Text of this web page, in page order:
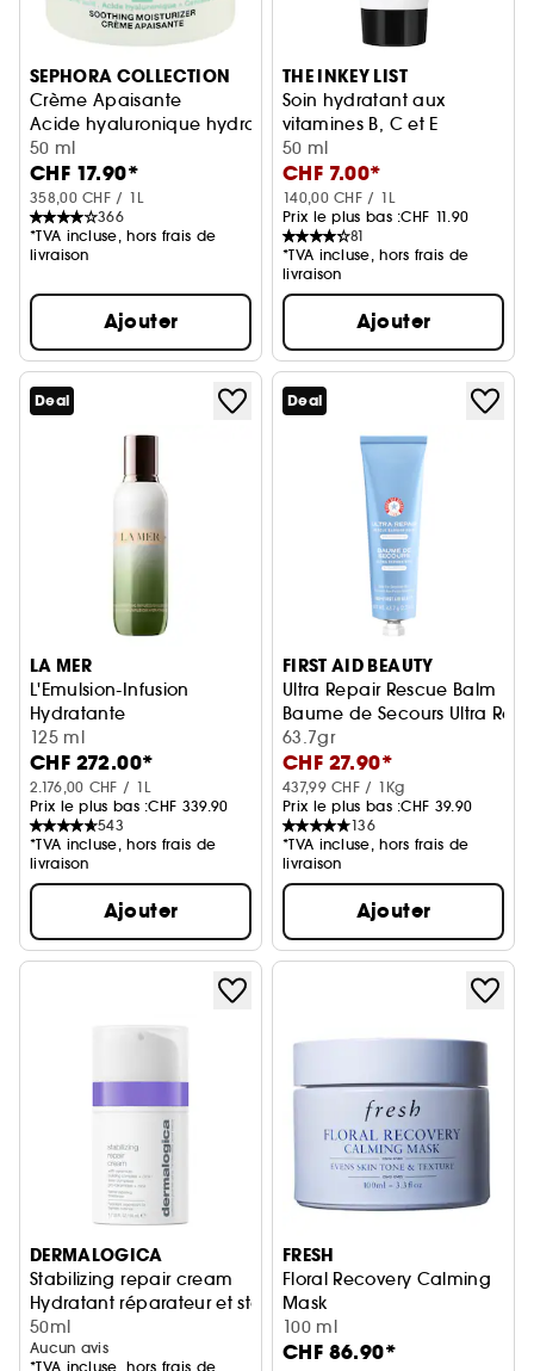
SEPHORA COLLECTION
Crème Apaisante
Acide hyaluronique hydratant et Centella asiatica
50 ml
CHF 17.90*
358,00 CHF / 1L
366
*TVA incluse, hors frais de
livraison
Ajouter
THE INKEY LIST
Soin hydratant aux
vitamines B, C et E
Soin Visage
50 ml
CHF 7.00*
140,00 CHF / 1L
Prix le plus bas :CHF 11.90
81
*TVA incluse, hors frais de
livraison
Ajouter
Deal
LA MER
L'Emulsion-Infusion
Hydratante
Soin visage hydratant
125 ml
CHF 272.00*
2.176,00 CHF / 1L
Prix le plus bas :CHF 339.90
543
*TVA incluse, hors frais de
livraison
Ajouter
Deal
FIRST AID BEAUTY
Ultra Repair Rescue Balm
Baume de Secours Ultra
63.7gr
CHF 27.90*
437,99 CHF / 1Kg
Prix le plus bas :CHF 39.90
136
*TVA incluse, hors frais de
livraison
Ajouter
DERMALOGICA
Stabilizing repair cream
Hydratant réparateur et stabilisant anti-rougeurs
50ml
Aucun avis
*TVA incluse, hors frais de
FRESH
Floral Recovery Calming
Mask
Masque De Nuit Apaisant
100 ml
CHF 86.90*